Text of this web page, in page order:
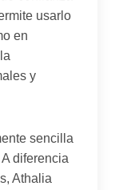
usarlo
en
y
sencilla
diferencia
Athalia